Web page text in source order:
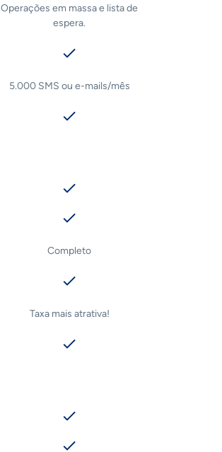
Operações em massa e lista de
espera.
5.000 SMS ou e-mails/mês
Completo
Taxa mais atrativa!